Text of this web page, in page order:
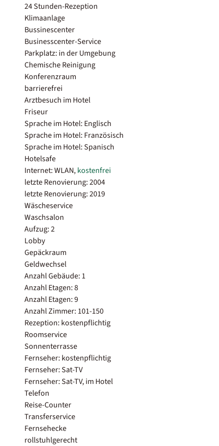
24 Stunden-Rezeption
Klimaanlage
Bussinescenter
Businesscenter-Service
Parkplatz: in der Umgebung
Chemische Reinigung
Konferenzraum
barrierefrei
Arztbesuch im Hotel
Friseur
Sprache im Hotel: Englisch
Sprache im Hotel: Französisch
Sprache im Hotel: Spanisch
Hotelsafe
Internet: WLAN,kostenfrei
letzte Renovierung: 2004
letzte Renovierung: 2019
Wäscheservice
Waschsalon
Aufzug: 2
Lobby
Gepäckraum
Geldwechsel
Anzahl Gebäude: 1
Anzahl Etagen: 8
Anzahl Etagen: 9
Anzahl Zimmer: 101-150
Rezeption: kostenpflichtig
Roomservice
Sonnenterrasse
Fernseher: kostenpflichtig
Fernseher: Sat-TV
Fernseher: Sat-TV, im Hotel
Telefon
Reise-Counter
Transferservice
Fernsehecke
rollstuhlgerecht